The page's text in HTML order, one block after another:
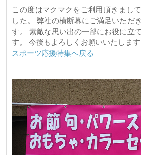
この度はマクマクをご利用頂きまし
した。 弊社の横断幕にご満足いただ
す。 素敵な思い出の一部にお役に立
す。 今後もよろしくお願いいたします
スポーツ応援特集へ戻る